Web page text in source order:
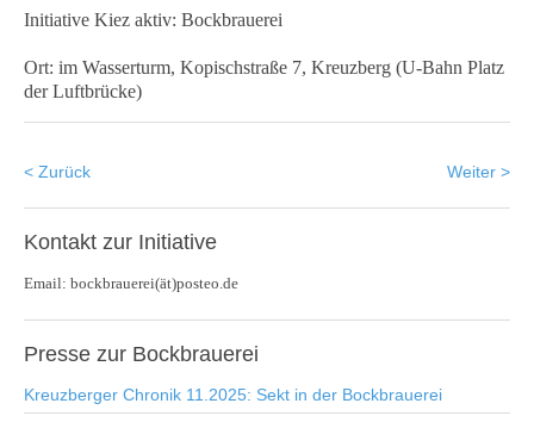
Initiative Kiez aktiv: Bockbrauerei
Ort: im Wasserturm, Kopischstraße 7, Kreuzberg (U-Bahn Platz
der Luftbrücke)
< Zurück Weiter >
Kontakt zur Initiative
Email: bockbrauerei(ät)posteo.de
Presse zur Bockbrauerei
Kreuzberger Chronik 11.2025: Sekt in der Bockbrauerei